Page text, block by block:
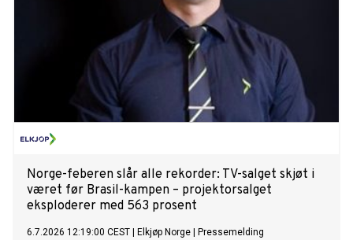
Norge-feberen slår alle rekorder: TV-salget skjøt i
været før Brasil-kampen – projektorsalget
eksploderer med 563 prosent
6.7.2026 12:19:00 CEST Elkjøp Norge Pressemelding